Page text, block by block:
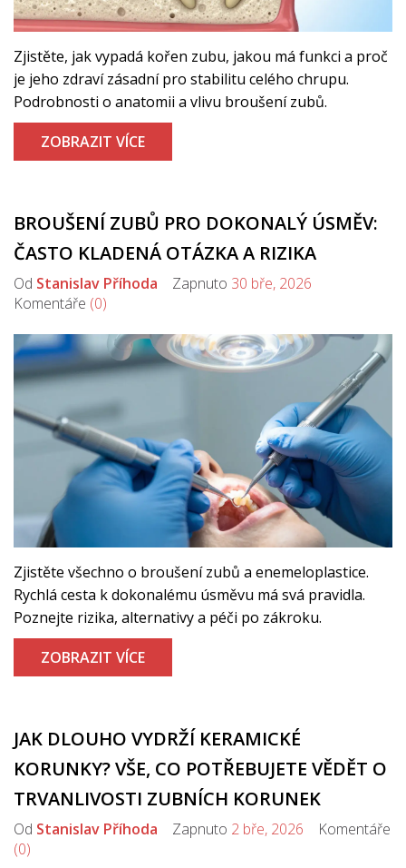
Zjistěte, jak vypadá kořen zubu, jakou má funkci a proč
je jeho zdraví zásadní pro stabilitu celého chrupu.
Podrobnosti o anatomii a vlivu broušení zubů.
ZOBRAZIT VÍCE
BROUŠENÍ ZUBŮ PRO DOKONALÝ ÚSMĚV:
ČASTO KLADENÁ OTÁZKA A RIZIKA
Od Stanislav Příhoda Zapnuto 30 bře, 2026
Komentáře (0)
Zjistěte všechno o broušení zubů a enemeloplastice.
Rychlá cesta k dokonalému úsměvu má svá pravidla.
Poznejte rizika, alternativy a péči po zákroku.
ZOBRAZIT VÍCE
JAK DLOUHO VYDRŽÍ KERAMICKÉ
KORUNKY? VŠE, CO POTŘEBUJETE VĚDĚT O
TRVANLIVOSTI ZUBNÍCH KORUNEK
Od Stanislav Příhoda Zapnuto 2 bře, 2026 Komentáře
(0)